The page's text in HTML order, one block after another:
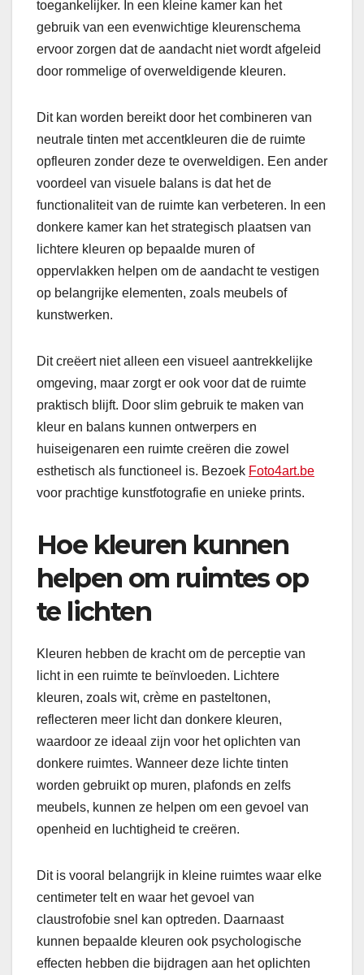
toegankelijker. In een kleine kamer kan het
gebruik van een evenwichtige kleurenschema
ervoor zorgen dat de aandacht niet wordt afgeleid
door rommelige of overweldigende kleuren.
Dit kan worden bereikt door het combineren van
neutrale tinten met accentkleuren die de ruimte
opfleuren zonder deze te overweldigen. Een ander
voordeel van visuele balans is dat het de
functionaliteit van de ruimte kan verbeteren. In een
donkere kamer kan het strategisch plaatsen van
lichtere kleuren op bepaalde muren of
oppervlakken helpen om de aandacht te vestigen
op belangrijke elementen, zoals meubels of
kunstwerken.
Dit creëert niet alleen een visueel aantrekkelijke
omgeving, maar zorgt er ook voor dat de ruimte
praktisch blijft. Door slim gebruik te maken van
kleur en balans kunnen ontwerpers en
huiseigenaren een ruimte creëren die zowel
esthetisch als functioneel is. Bezoek Foto4art.be
voor prachtige kunstfotografie en unieke prints.
Hoe kleuren kunnen
helpen om ruimtes op
te lichten
Kleuren hebben de kracht om de perceptie van
licht in een ruimte te beïnvloeden. Lichtere
kleuren, zoals wit, crème en pasteltonen,
reflecteren meer licht dan donkere kleuren,
waardoor ze ideaal zijn voor het oplichten van
donkere ruimtes. Wanneer deze lichte tinten
worden gebruikt op muren, plafonds en zelfs
meubels, kunnen ze helpen om een gevoel van
openheid en luchtigheid te creëren.
Dit is vooral belangrijk in kleine ruimtes waar elke
centimeter telt en waar het gevoel van
claustrofobie snel kan optreden. Daarnaast
kunnen bepaalde kleuren ook psychologische
effecten hebben die bijdragen aan het oplichten